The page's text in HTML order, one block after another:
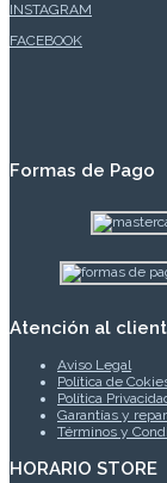
INSTAGRAM
FACEBOOK
Formas de Pago
Atención al
Aviso Legal
Política de
Política
Garantías y
Términos y
HORARIO STORE